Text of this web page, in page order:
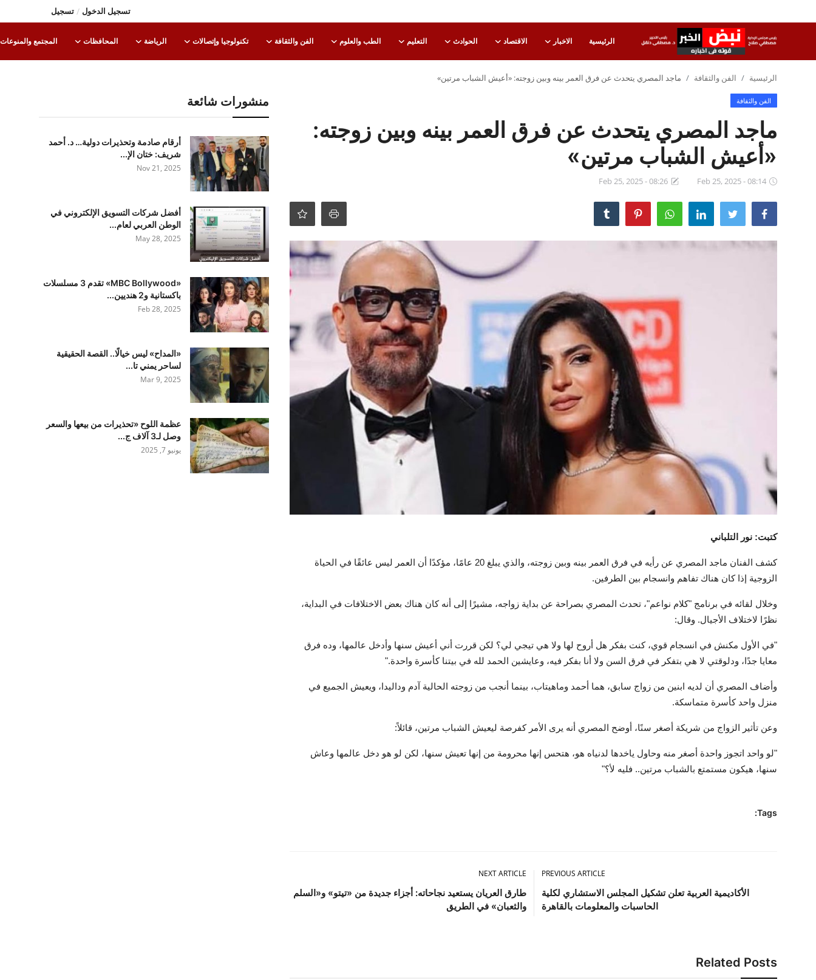
تسجيل الدخول / تسجيل
الرئيسية الاخبار الاقتصاد الحوادث التعليم الطب والعلوم الفن والثقافة تكنولوجيا وإتصالات الرياضة المحافظات المجتمع والمنوعات
الدخول
الطب والعلوم
المجتمع والمنوعات
الرئيسية الفن والثقافة ماجد المصري يتحدث عن فرق العمر بينه وبين زوجته: «أعيش الشباب مرتين»
الفن والثقافة
ماجد المصري يتحدث عن فرق العمر بينه وبين زوجته:
«أعيش الشباب مرتين»
Feb 25, 2025 - 08:14
Feb 25, 2025 - 08:26
كتبت: نور التلباني
كشف الفنان ماجد المصري عن رأيه في فرق العمر بينه وبين زوجته، والذي يبلغ 20 عامًا، مؤكدًا أن العمر ليس عائقًا في الحياة
الزوجية إذا كان هناك تفاهم وانسجام بين الطرفين.
وخلال لقائه في برنامج "كلام نواعم"، تحدث المصري بصراحة عن بداية زواجه، مشيرًا إلى أنه كان هناك بعض الاختلافات في البداية،
نظرًا لاختلاف الأجيال. وقال:
"في الأول مكنش في انسجام قوي، كنت بفكر هل أروح لها ولا هي تيجي لي؟ لكن قررت أني أعيش سنها وأدخل عالمها، وده فرق
معايا جدًا، ودلوقتي لا هي بتفكر في فرق السن ولا أنا بفكر فيه، وعايشين الحمد لله في بيتنا كأسرة واحدة."
وأضاف المصري أن لديه ابنين من زواج سابق، هما أحمد وماهيتاب، بينما أنجب من زوجته الحالية آدم وداليدا، ويعيش الجميع في
منزل واحد كأسرة متماسكة.
وعن تأثير الزواج من شريكة أصغر سنًا، أوضح المصري أنه يرى الأمر كفرصة ليعيش الشباب مرتين، قائلاً:
"لو واحد اتجوز واحدة أصغر منه وحاول ياخدها لدنياه هو، هتحس إنها محرومة من إنها تعيش سنها، لكن لو هو دخل عالمها وعاش
سنها، هيكون مستمتع بالشباب مرتين.. فليه لأ؟"
Tags:
PREVIOUS ARTICLE
الأكاديمية العربية تعلن تشكيل المجلس الاستشاري لكلية
الحاسبات والمعلومات بالقاهرة
NEXT ARTICLE
طارق العريان يستعيد نجاحاته: أجزاء جديدة من «تيتو» و«السلم
والثعبان» في الطريق
Related Posts
منشورات شائعة
أرقام صادمة وتحذيرات دولية… د. أحمد
شريف: ختان الإ...
Nov 21, 2025
أفضل شركات التسويق الإلكتروني في
الوطن العربي لعام...
May 28, 2025
«MBC Bollywood» تقدم 3 مسلسلات
باكستانية و2 هنديين...
Feb 28, 2025
«المداح» ليس خيالًا.. القصة الحقيقية
لساحر يمني تا...
Mar 9, 2025
عظمة اللوح «تحذيرات من بيعها والسعر
وصل لـ3 آلاف ج...
يونيو 7, 2025